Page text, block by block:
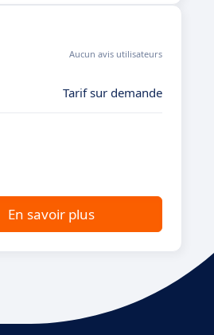
Aucun avis utilisateurs
Tarif sur demande
En savoir plus